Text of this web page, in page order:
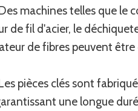
machines telles que le
de fil d'acier, le
de fibres peuvent
pièces clés sont
une longue